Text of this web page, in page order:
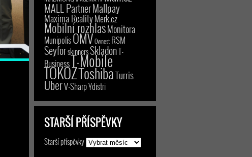
MALL PartnerMallpay
Maxima RealityMerk.cz
Mobilní rozhlasMonitora
MunipolisOMVOwnest RSM
SeyforskinnersSkladonT-
BusinessT-Mobile
TOKOZToshibaTurris
UberV-SharpYdistri
STARŠÍ PŘÍSPĚVKY
Starší příspěvky